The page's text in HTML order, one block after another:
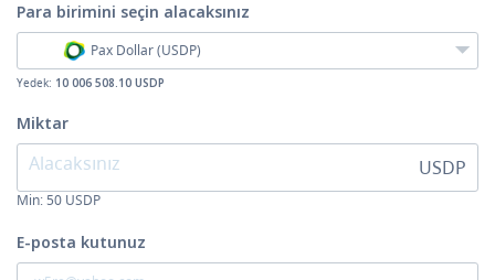
Para birimini seçin alacaksınız
Pax Dollar (USDP)
Yedek: 10 006 508.10 USDP
Miktar
USDP
Min: 50 USDP
E-posta kutunuz